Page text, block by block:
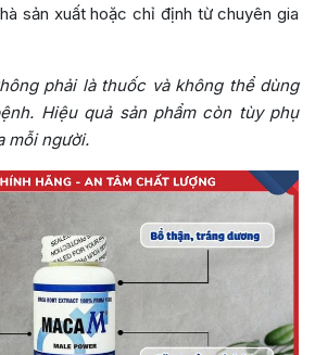
sản xuất hoặc chỉ định từ chuyên gia
phải là thuốc và không thể dùng
Hiệu quả sản phẩm còn tùy phụ
mỗi người.